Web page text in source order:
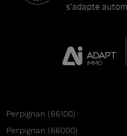
s'adapte
Perpignan (66100)
Perpignan (66000)